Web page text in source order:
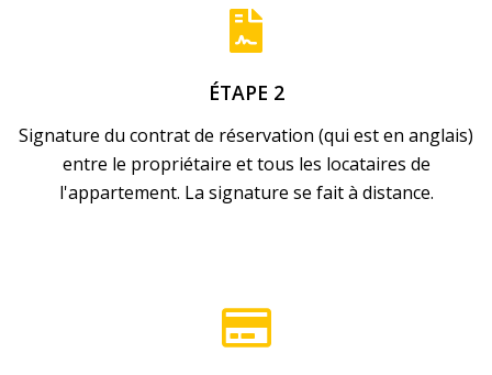
ÉTAPE 2
Signature du contrat de réservation (qui est en anglais)
entre le propriétaire et tous les locataires de
l'appartement. La signature se fait à distance.